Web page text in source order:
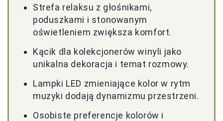
Strefa relaksu z głośnikami,
poduszkami i stonowanym
oświetleniem zwiększa komfort.
Kącik dla kolekcjonerów winyli jako
unikalna dekoracja i temat rozmowy.
Lampki LED zmieniające kolor w rytm
muzyki dodają dynamizmu przestrzeni.
Osobiste preferencje kolorów i